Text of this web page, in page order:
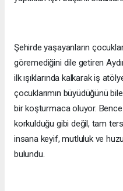
Şehirde yaşayanların
göremediğini dile getiren
ilk ışıklarında kalkarak iş
çocuklarımın büyüdüğünü
bir koşturmaca oluyor. Bence
korkulduğu gibi değil, tam
insana keyif, mutluluk ve
bulundu.